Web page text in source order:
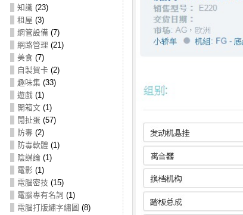
知識 (23)
租屋 (3)
網管設備 (7)
網路管理 (21)
美食 (7)
自製賀卡 (2)
趣味集 (33)
遊戲(1)
開箱文(1)
閒扯蛋 (57)
防毒(2)
防毒軟體 (1)
陰謀論(1)
電影 (1)
電腦密技 (15)
電腦專有名詞 (1)
電腦打版繡字繡圖 (8)